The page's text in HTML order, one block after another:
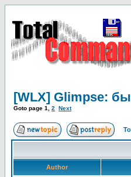
[WLX] Glimpse:
Goto page 1 2 Next
Author